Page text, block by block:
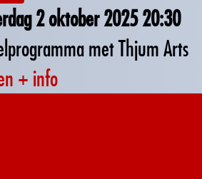
2 oktober 202520:30
met Thjum Arts
+ info